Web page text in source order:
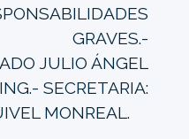
GRAVES.-
JULIO ÁNGEL
SECRETARIA:
MONREAL.